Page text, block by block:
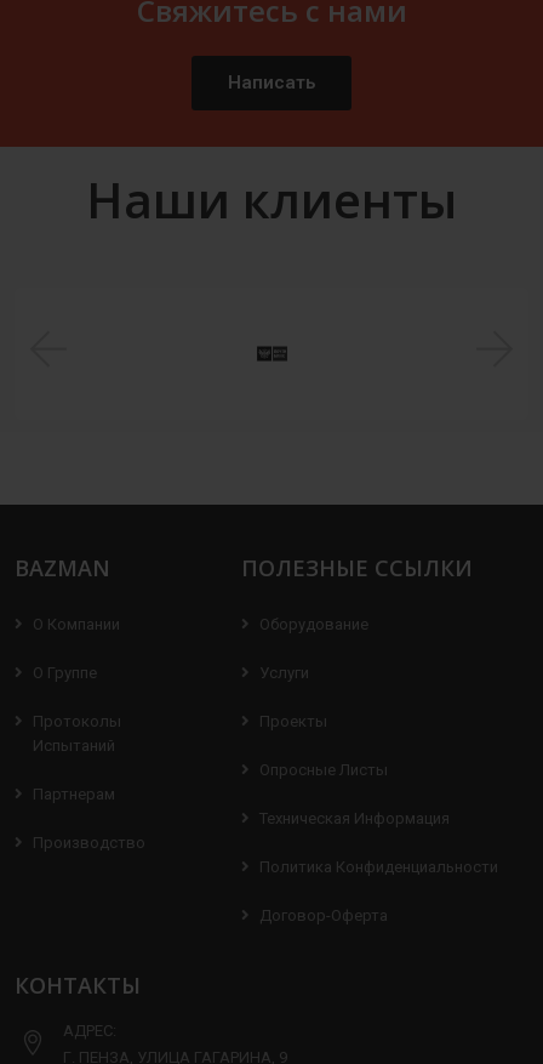
Свяжитесь с нами
Написать
Наши клиенты
BAZMAN
О Компании
О Группе
Протоколы
Испытаний
Партнерам
Производство
ПОЛЕЗНЫЕ ССЫЛКИ
Оборудование
Услуги
Проекты
Опросные Листы
Техническая Информация
Политика Конфиденциальности
Договор-Оферта
КОНТАКТЫ
АДРЕС:
Г. ПЕНЗА, УЛИЦА ГАГАРИНА, 9